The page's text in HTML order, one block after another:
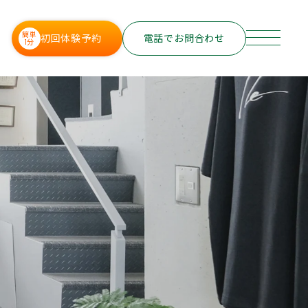
簡単
1分 初回体験予約 電話でお問合わせ